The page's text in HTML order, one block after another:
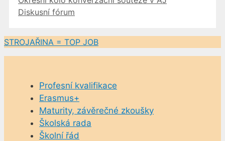
Diskusní fórum
STROJAŘINA = TOP JOB
Profesní kvalifikace
Erasmus+
Maturity, závěrečné zkoušky
Školská rada
Školní řád